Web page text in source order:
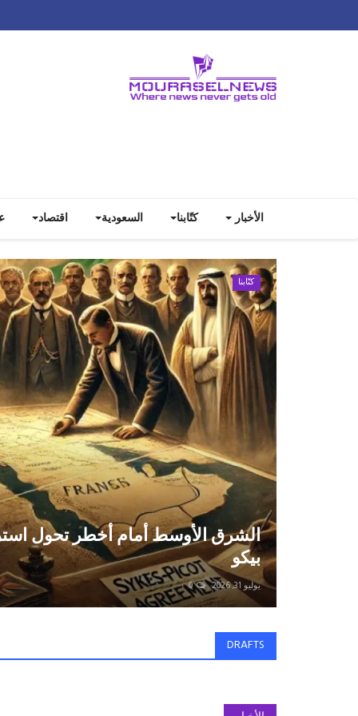
الأخبار كتّابنا السعودية اقتصاد
كتّابنا
الشرق الأوسط أمام أخطر تحول
بيكو
يوليو 31, 2026 0
DRAFTS